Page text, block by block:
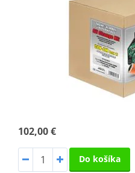
102,00 €
Do košíka